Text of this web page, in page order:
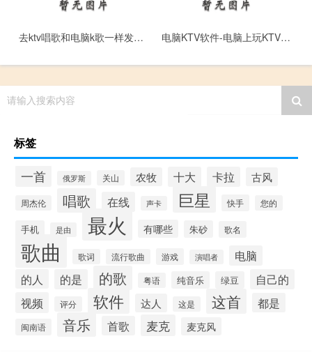
去ktv唱歌和电脑k歌一样发挥的方法 电脑KTV软件-电脑上玩KTV游戏的软件
请输入搜索内容
标签
一首 俄罗斯 关山 农牧 十大 卡拉 古风
周杰伦 唱歌 在线 声卡 巨星 快手 您的
手机 是由 最火 有哪些 朱砂 歌名
歌曲 歌词 流行歌曲 游戏 演唱者 电脑
的人 的是 的歌 粤语 纯音乐 绿豆 自己的
视频 评分 软件 达人 这是 这首 都是
闽南语 音乐 首歌 麦克 麦克风